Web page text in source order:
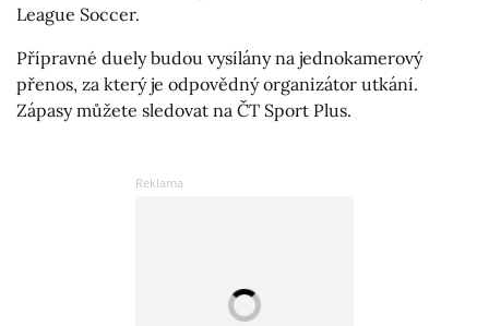
League Soccer.
Přípravné duely budou vysílány na jednokamerový
přenos, za který je odpovědný organizátor utkání.
Zápasy můžete sledovat na ČT Sport Plus.